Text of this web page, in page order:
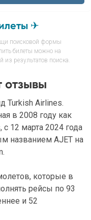
✈
поисковой формы
билеты можно на
из результатов поиска.
отзывы
Turkish Airlines.
в 2008 году как
12 марта 2024 года
названием AJET на
которые в
рейсы по 93
и 52